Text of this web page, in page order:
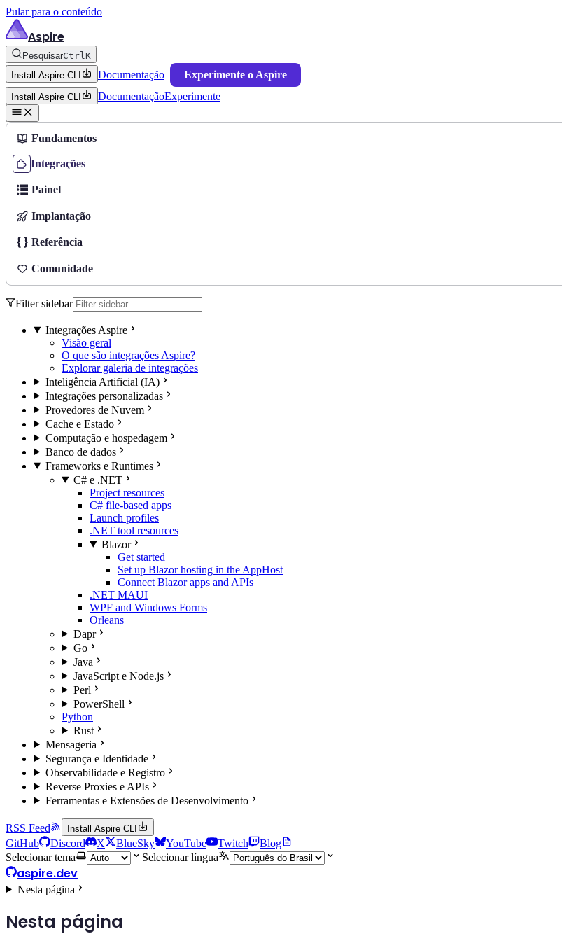
Pular para o conteúdo
Aspire
PesquisarCtrlK
Install Aspire CLI
Documentação Experimente o Aspire
Install Aspire CLI DocumentaçãoExperimente
Fundamentos
Integrações
Painel
Implantação
Referência
Comunidade
Filter sidebar
Integrações Aspire
Visão geral
O que são integrações Aspire?
Explorar galeria de integrações
Inteligência Artificial (IA)
Integrações personalizadas
Provedores de Nuvem
Cache e Estado
Computação e hospedagem
Banco de dados
Frameworks e Runtimes
C# e .NET
Project resources
C# file-based apps
Launch profiles
.NET tool resources
Blazor
Get started
Set up Blazor hosting in the AppHost
Connect Blazor apps and APIs
.NET MAUI
WPF and Windows Forms
Orleans
Dapr
Go
Java
JavaScript e Node.js
Perl
PowerShell
Python
Rust
Mensageria
Segurança e Identidade
Observabilidade e Registro
Reverse Proxies e APIs
Ferramentas e Extensões de Desenvolvimento
RSS Feed Install Aspire CLI
GitHub Discord X BlueSky YouTube Twitch
Blog
Selecionar tema
Selecionar língua
aspire.dev
Nesta página
Nesta página